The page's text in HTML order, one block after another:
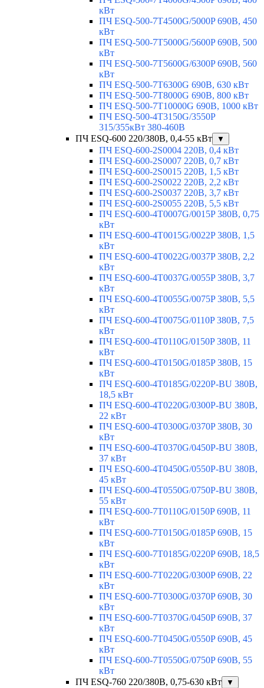
кВт
ПЧ ESQ-500-7T4500G/5000P 690В, 450
кВт
ПЧ ESQ-500-7T5000G/5600P 690В, 500
кВт
ПЧ ESQ-500-7T5600G/6300P 690В, 560
кВт
ПЧ ESQ-500-7T6300G 690В, 630 кВт
ПЧ ESQ-500-7T8000G 690В, 800 кВт
ПЧ ESQ-500-7T10000G 690В, 1000 кВт
ПЧ ESQ-500-4T3150G/3550P
315/355кВт 380-460В
ПЧ ESQ-600 220/380В, 0,4-55 кВт
▼
ПЧ ESQ-600-2S0004 220В, 0,4 кВт
ПЧ ESQ-600-2S0007 220В, 0,7 кВт
ПЧ ESQ-600-2S0015 220В, 1,5 кВт
ПЧ ESQ-600-2S0022 220В, 2,2 кВт
ПЧ ESQ-600-2S0037 220В, 3,7 кВт
ПЧ ESQ-600-2S0055 220В, 5,5 кВт
ПЧ ESQ-600-4T0007G/0015P 380В, 0,75
кВт
ПЧ ESQ-600-4T0015G/0022P 380В, 1,5
кВт
ПЧ ESQ-600-4T0022G/0037P 380В, 2,2
кВт
ПЧ ESQ-600-4T0037G/0055P 380В, 3,7
кВт
ПЧ ESQ-600-4T0055G/0075P 380В, 5,5
кВт
ПЧ ESQ-600-4T0075G/0110P 380В, 7,5
кВт
ПЧ ESQ-600-4T0110G/0150P 380В, 11
кВт
ПЧ ESQ-600-4T0150G/0185P 380В, 15
кВт
ПЧ ESQ-600-4T0185G/0220P-BU 380В,
18,5 кВт
ПЧ ESQ-600-4T0220G/0300P-BU 380В,
22 кВт
ПЧ ESQ-600-4T0300G/0370P 380В, 30
кВт
ПЧ ESQ-600-4T0370G/0450P-BU 380В,
37 кВт
ПЧ ESQ-600-4T0450G/0550P-BU 380В,
45 кВт
ПЧ ESQ-600-4T0550G/0750P-BU 380В,
55 кВт
ПЧ ESQ-600-7T0110G/0150P 690В, 11
кВт
ПЧ ESQ-600-7T0150G/0185P 690В, 15
кВт
ПЧ ESQ-600-7T0185G/0220P 690В, 18,5
кВт
ПЧ ESQ-600-7T0220G/0300P 690В, 22
кВт
ПЧ ESQ-600-7T0300G/0370P 690В, 30
кВт
ПЧ ESQ-600-7T0370G/0450P 690В, 37
кВт
ПЧ ESQ-600-7T0450G/0550P 690В, 45
кВт
ПЧ ESQ-600-7T0550G/0750P 690В, 55
кВт
ПЧ ESQ-760 220/380В, 0,75-630 кВт
▼